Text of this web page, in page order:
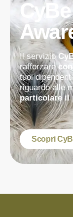
CyBe
Il servizio
rafforzare
tuoi dipendenti
riguardo alle
particolare il
Scopri